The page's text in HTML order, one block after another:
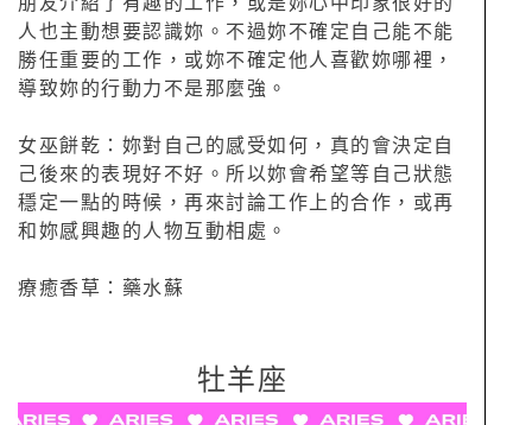
人也主動想要認識妳。不過妳不確定自己能不能
勝任重要的工作，或妳不確定他人喜歡妳哪裡，
導致妳的行動力不是那麼強。
女巫餅乾：妳對自己的感受如何，真的會決定自
己後來的表現好不好。所以妳會希望等自己狀態
穩定一點的時候，再來討論工作上的合作，或再
和妳感興趣的人物互動相處。
療癒香草：藥水蘇
牡羊座